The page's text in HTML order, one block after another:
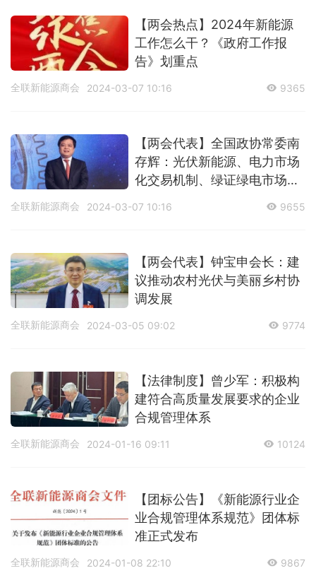
【两会热点】2024年新能源
工作怎么干？《政府工作报
告》划重点
全联新能源商会 2024-03-07 10:16 9365
【两会代表】全国政协常委南
存辉：光伏新能源、电力市场
化交易机制、绿证绿电市场机
全联新能源商会 2024-03-07 10:16 9655
【两会代表】钟宝申会长：建
议推动农村光伏与美丽乡村协
调发展
全联新能源商会 2024-03-05 09:02 9774
【法律制度】曾少军：积极构
建符合高质量发展要求的企业
合规管理体系
全联新能源商会 2024-01-16 09:11 10124
【团标公告】《新能源行业企
业合规管理体系规范》团体标
准正式发布
全联新能源商会 2024-01-08 22:10 9867